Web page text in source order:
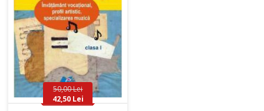
50,00 Lei
42,50 Lei